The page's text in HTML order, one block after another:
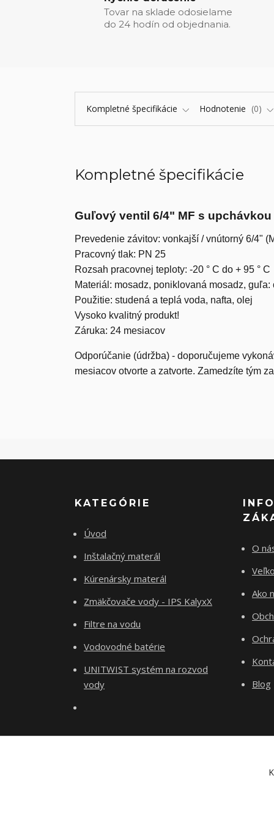
Tovar na sklade odosielame
do 24 hodín od objednania.
Kompletné špecifikácie Hodnotenie 0
Kompletné špecifikácie
Guľový ventil 6/4" MF s upchávkou
Prevedenie závitov: vonkajší / vnútorný 6/4"
Pracovný tlak: PN 25
Rozsah pracovnej teploty: -20 ° C do + 95 ° C
Materiál: mosadz, poniklovaná mosadz,
Použitie: studená a teplá voda, nafta, olej
Vysoko kvalitný produkt!
Záruka: 24 mesiacov
Odporúčanie (údržba) - doporučujeme
mesiacov otvorte a zatvorte. Zamedzíte tým
KATEGÓRIE
Úvod
Inštalačný materál
Kúrenársky materál
Zmäkčovače vody - IPS KalyxX
Filtre na vodu
Vodovodné batérie
UNITWIST systém na rozvod
vody
O
Ako
Blog